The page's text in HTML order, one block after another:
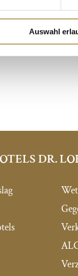
Auswahl
DR.